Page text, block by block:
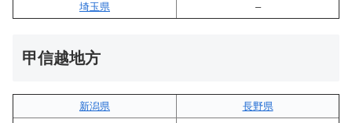
埼玉県
–
甲信越地方
新潟県
長野県